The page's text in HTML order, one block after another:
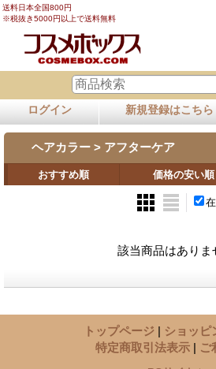
送料日本全国800円
※税抜き5000円以上で送料無料
ログイン 新規登録はこちら
ヘアカラー > アフターケア
おすすめ順 価格の安い順
該当商品はありま
トップページ | ショッピ
特定商取引法表示 | ご